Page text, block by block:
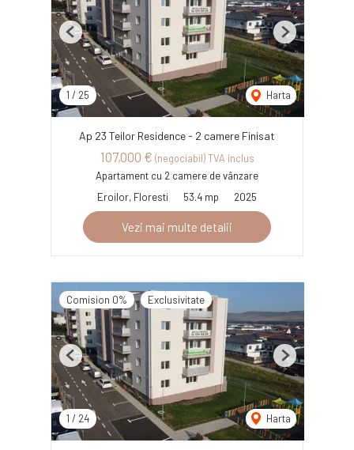
1 / 25 Harta
Previous Next
Ap 23 Teilor Residence - 2 camere Finisat
107,000 € (negociabil) TVA inclus
Apartament cu 2 camere de vânzare
Eroilor, Floresti
53.4 mp 2025
Vezi mai multe detalii
Comision 0% Exclusivitate
1 / 24 Harta
Previous Next